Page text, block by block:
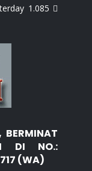
1.085 
BERMINAT
DI NO.:
(WA)